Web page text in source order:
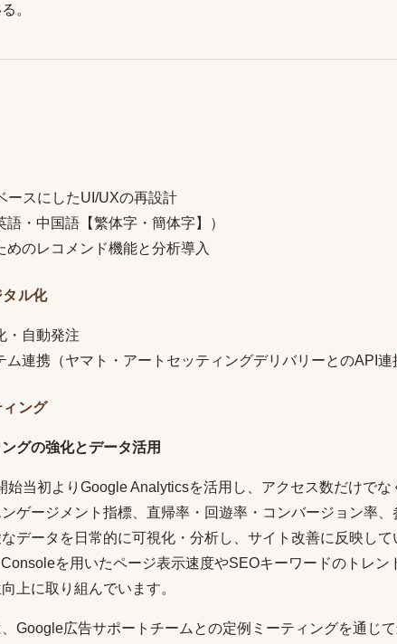
。
ースにしたUI/UXの再設計
語・中国語【繁体字・簡体字】）
めのレコメンド機能と分析導入
ル化
・自動発注
ム連携（ヤマト・アートセッティングデリバリーとのAPI連
ング
グの強化とデータ活用
始当初よりGoogle Analyticsを活用し、アクセス数だけでな
ゲージメント指標、直帰率・回遊率・コンバージョン率、
データを日常的に可視化・分析し、サイト改善に反映して
を用いたページ表示速度やSEOキーワードのトレン
上に取り組んでいます。
Google広告サポートチームとの定例ミーティングを通じ